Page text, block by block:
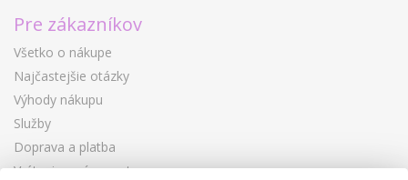
Pre zákazníkov
Všetko o nákupe
Najčastejšie otázky
Výhody nákupu
Služby
Doprava a platba
Vrátenie a výmena tovaru